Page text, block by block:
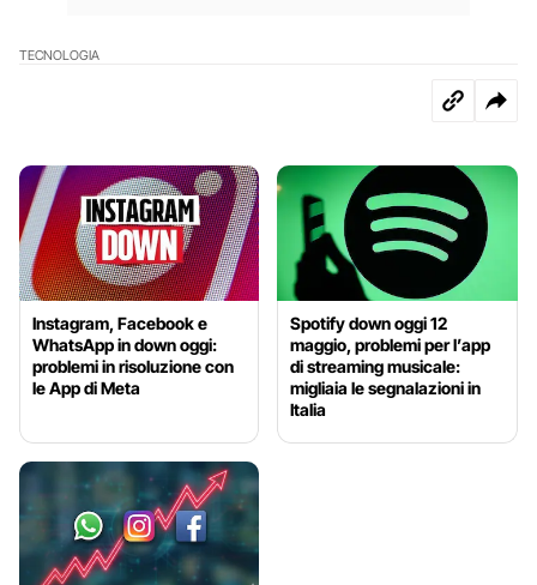
TECNOLOGIA
Instagram, Facebook e
WhatsApp in down oggi:
problemi in risoluzione con
le App di Meta
Spotify down oggi 12
maggio, problemi per l’app
di streaming musicale:
migliaia le segnalazioni in
Italia